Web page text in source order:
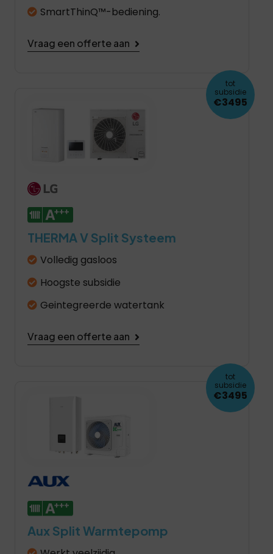
SmartThinQ™-bediening.
Vraag een offerte aan
THERMA V Split Systeem
Volledig gasloos
Hoogste subsidie
Geintegreerde watertank
Vraag een offerte aan
tot
subsidie
€3495
Aux Split Warmtepomp
tot
subsidie
€3495